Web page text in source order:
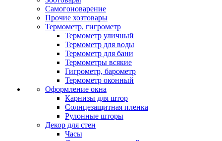
Самогоноварение
Прочие хозтовары
Термометр, гигрометр
Термометр уличный
Термометр для воды
Термометр для бани
Термометры всякие
Гигрометр, барометр
Термометр оконный
Оформление окна
Карнизы для штор
Солнцезащитная пленка
Рулонные шторы
Декор для стен
Часы